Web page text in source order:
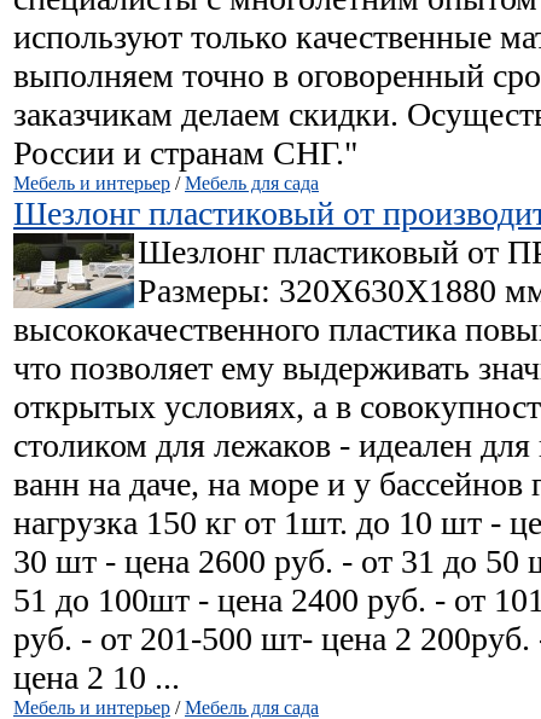
используют только качественные
выполняем точно в оговоренный
заказчикам делаем скидки.
России и странам СНГ."
Мебель и интерьер /Мебель для сада
Шезлонг пластиковый от
Шезлонг пластиковый
Размеры: 320Х630Х1880
высококачественного пластика
что позволяет ему выдерживать
открытых условиях, а в
столиком для лежаков - идеален
ванн на даче, на море и у
нагрузка 150 кг от 1шт. до 10 шт -
30 шт - цена 2600 руб. - от 31 до 50
51 до 100шт - цена 2400 руб. - от
руб. - от 201-500 шт- цена 2
цена 2 10 ...
Мебель и интерьер /Мебель для сада